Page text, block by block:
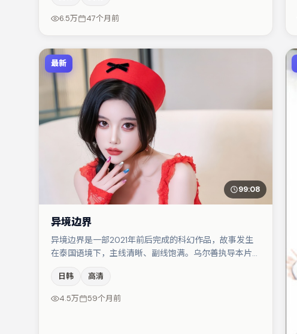
与喜剧/悬疑调剂（视场次而定）。整体完成度较高，适
合周末一口气追完。
6.5万 47个月前
最新
99:08
异境边界
异境边界是一部2021年前后完成的科幻作品，故事发生
在泰国语境下，主线清晰、副线饱满。乌尔善执导本片，
得当。秦海璐与裴斗娜的对手戏构成全片情感锚点，周冬
雨则以细节塑造推动谜题层层揭开。若你偏爱强类型与清
晰主线，这部作品值得关注。
日韩 高清
4.5万 59个月前